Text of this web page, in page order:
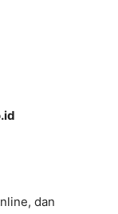
dan